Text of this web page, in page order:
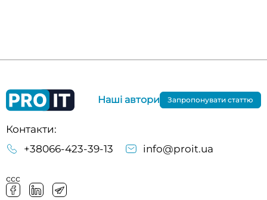
Контакти:
+38066-423-39-13
info@proit.ua
ссс
Наші автори Запропонувати статтю